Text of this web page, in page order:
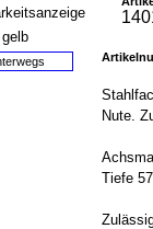
Nute.
Tiefe